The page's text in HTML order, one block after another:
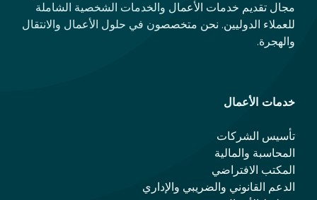
مجال تقديم خدمات الأعمال والخدمات الشخصية الشاملة
للعملاء الدوليين. نحن متخصصون في حلول الأعمال والانتقال
والهجرة.
خدمات الأعمال
تأسيس الشركات
المحاسبة والمالية
المكتب الافتراضي
الدعم القانوني والضريبي والإداري